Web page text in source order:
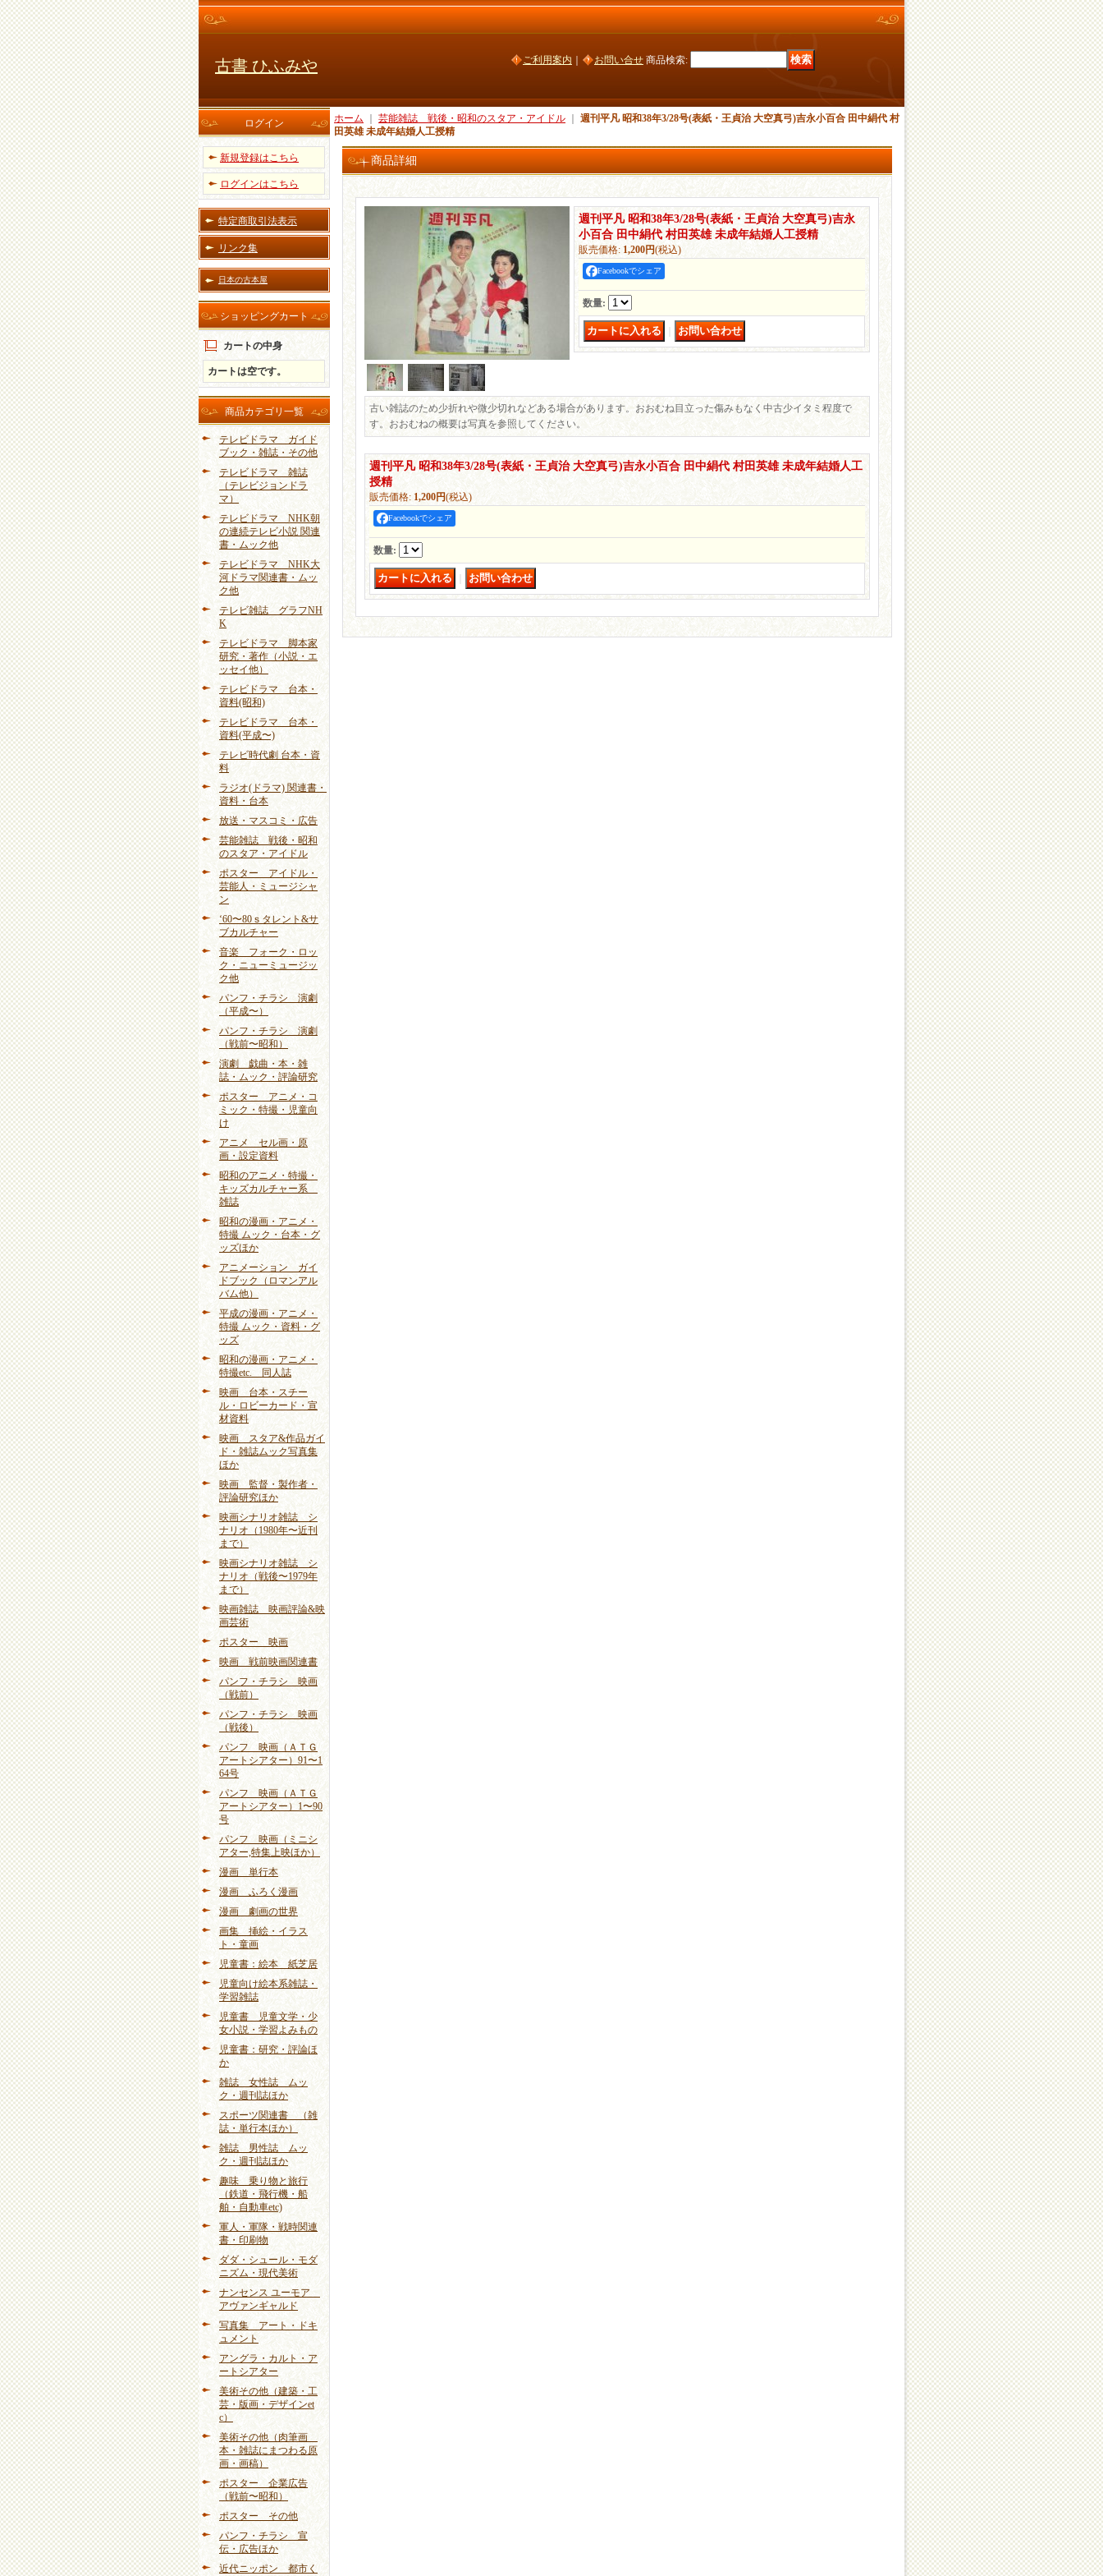
古書 ひふみや ご利用案内 お問い合せ 商品検索:
ログイン
新規登録はこちら
ログインはこちら
特定商取引法表示
リンク集
日本の古本屋
ショッピングカート
カートの中身
カートは空です。
商品カテゴリ一覧
テレビドラマ ガイド
ブック・雑誌・その他
テレビドラマ 雑誌
（テレビジョンドラ
マ）
テレビドラマ NHK朝
の連続テレビ小説 関連
書・ムック他
テレビドラマ NHK大
河ドラマ関連書・ムッ
ク他
テレビ雑誌 グラフNH
K
テレビドラマ 脚本家
研究・著作（小説・エ
ッセイ他）
テレビドラマ 台本・
資料(昭和)
テレビドラマ 台本・
資料(平成〜)
テレビ時代劇 台本・資
料
ラジオ(ドラマ) 関連書・
資料・台本
放送・マスコミ・広告
芸能雑誌 戦後・昭和
のスタア・アイドル
ポスター アイドル・
芸能人・ミュージシャ
ン
‘60〜80ｓタレント&サ
ブカルチャー
音楽 フォーク・ロッ
ク・ニューミュージッ
ク他
パンフ・チラシ 演劇
（平成〜）
パンフ・チラシ 演劇
（戦前〜昭和）
演劇 戯曲・本・雑
誌・ムック・評論研究
ポスター アニメ・コ
ミック・特撮・児童向
け
アニメ セル画・原
画・設定資料
昭和のアニメ・特撮・
キッズカルチャー系
雑誌
昭和の漫画・アニメ・
特撮 ムック・台本・グ
ッズほか
アニメーション ガイ
ドブック（ロマンアル
バム他）
平成の漫画・アニメ・
特撮 ムック・資料・グ
ッズ
昭和の漫画・アニメ・
特撮etc. 同人誌
映画 台本・スチー
ル・ロビーカード・宣
材資料
映画 スタア&作品ガイ
ド・雑誌ムック写真集
ほか
映画 監督・製作者・
評論研究ほか
映画シナリオ雑誌 シ
ナリオ（1980年〜近刊
まで）
映画シナリオ雑誌 シ
ナリオ（戦後〜1979年
まで）
映画雑誌 映画評論&映
画芸術
ポスター 映画
映画 戦前映画関連書
パンフ・チラシ 映画
（戦前）
パンフ・チラシ 映画
（戦後）
パンフ 映画（ＡＴＧ
アートシアター）91〜1
64号
パンフ 映画（ＡＴＧ
アートシアター）1〜90
号
パンフ 映画（ミニシ
アター,特集上映ほか）
漫画 単行本
漫画 ふろく漫画
漫画 劇画の世界
画集 挿絵・イラス
ト・童画
児童書：絵本 紙芝居
児童向け絵本系雑誌・
学習雑誌
児童書 児童文学・少
女小説・学習よみもの
児童書：研究・評論ほ
か
雑誌 女性誌 ムッ
ク・週刊誌ほか
スポーツ関連書 （雑
誌・単行本ほか）
雑誌 男性誌 ムッ
ク・週刊誌ほか
趣味 乗り物と旅行
（鉄道・飛行機・船
舶・自動車etc)
軍人・軍隊・戦時関連
書・印刷物
ダダ・シュール・モダ
ニズム・現代美術
ナンセンス ユーモア
アヴァンギャルド
写真集 アート・ドキ
ュメント
アングラ・カルト・ア
ートシアター
美術その他（建築・工
芸・版画・デザインet
c）
美術その他（肉筆画
本・雑誌にまつわる原
画・画稿）
ポスター 企業広告
（戦前〜昭和）
ポスター その他
パンフ・チラシ 宣
伝・広告ほか
近代ニッポン 都市く
ホーム 芸能雑誌 戦後・昭和のスタア・アイドル
週刊平凡 昭和38年3/28号(表紙・王貞治 大空真弓)吉永小百合 田中絹代 村
田英雄 未成年結婚人工授精
商品詳細
週刊平凡 昭和38年3/28号(表紙・王貞治 大空真弓)吉永
小百合 田中絹代 村田英雄 未成年結婚人工授精
販売価格: 1,200円(税込)
Facebookでシェア
数量:
古い雑誌のため少折れや微少切れなどある場合があります。おおむね目立った傷みもなく中古少イタミ程度で
す。おおむねの概要は写真を参照してください。
週刊平凡 昭和38年3/28号(表紙・王貞治 大空真弓)吉永小百合 田中絹代 村田英雄 未成年結婚人工
授精
販売価格: 1,200円(税込)
Facebookでシェア
数量: